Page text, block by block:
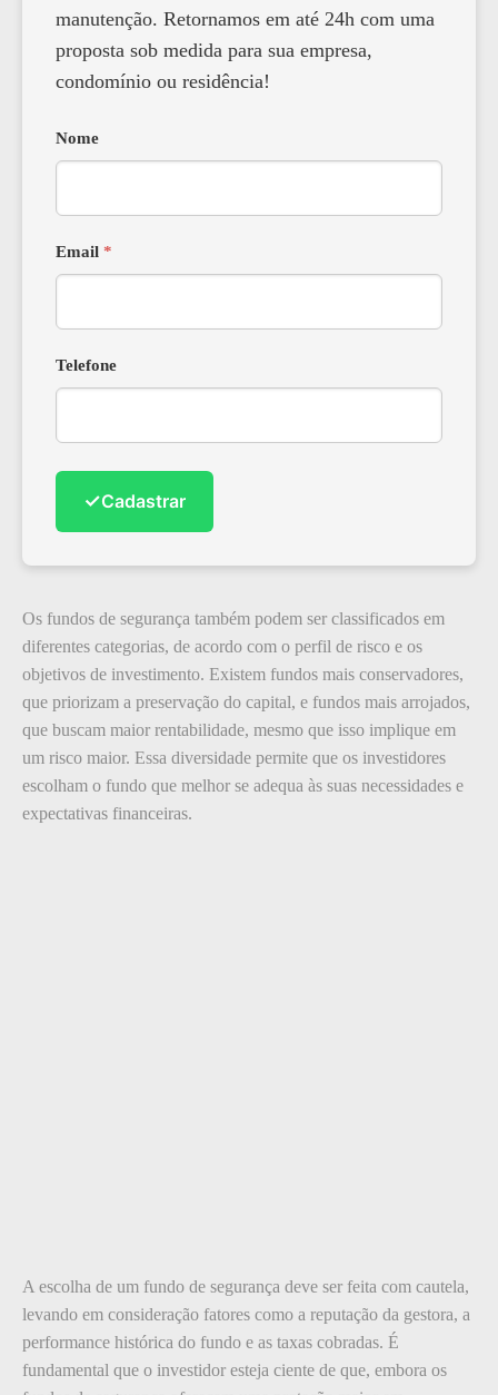
manutenção. Retornamos em até 24h com uma
proposta sob medida para sua empresa,
condomínio ou residência!
Nome
Email *
Telefone
✓Cadastrar
Os fundos de segurança também podem ser classificados em
diferentes categorias, de acordo com o perfil de risco e os
objetivos de investimento. Existem fundos mais conservadores,
que priorizam a preservação do capital, e fundos mais arrojados,
que buscam maior rentabilidade, mesmo que isso implique em
um risco maior. Essa diversidade permite que os investidores
escolham o fundo que melhor se adequa às suas necessidades e
expectativas financeiras.
A escolha de um fundo de segurança deve ser feita com cautela,
levando em consideração fatores como a reputação da gestora, a
performance histórica do fundo e as taxas cobradas. É
fundamental que o investidor esteja ciente de que, embora os